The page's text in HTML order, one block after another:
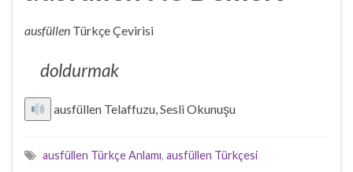
ausfüllen Türkçe Çevirisi
doldurmak
ausfüllen Telaffuzu, Sesli Okunuşu
ausfüllen Türkçe Anlamı, ausfüllen Türkçesi